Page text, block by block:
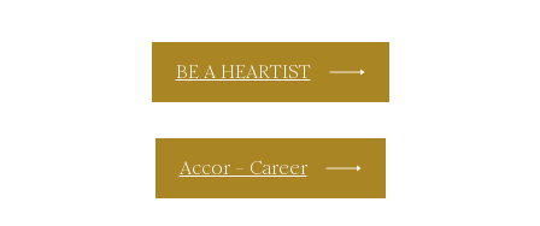
BE A HEARTIST
Accor – Career